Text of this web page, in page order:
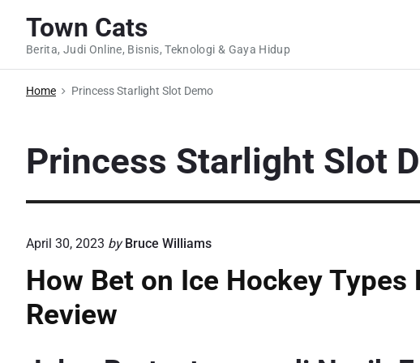
Town Cats
Berita, Judi Online, Bisnis, Teknologi & Gaya Hidup
Home Princess Starlight Slot Demo
Princess Starlight Slot
April 30, 2023 by Bruce Williams
How Bet on Ice Hockey
Review